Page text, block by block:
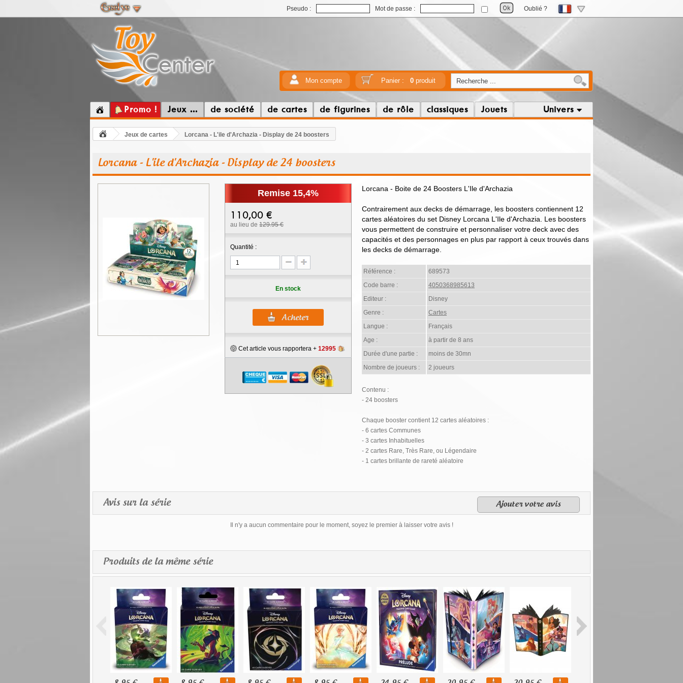
Pseudo : Mot de passe : Oublié ?
Mon compte Panier : 0produit
Promo ! Jeux ... de société de cartes de figurines de rôle classiques Jouets Univers
Jeux de cartes Lorcana - L'ile d'Archazia - Display de 24 boosters
Lorcana - L'ile d'Archazia - Display de 24 boosters
Remise 15,4%
110,00 €
au lieu de 129.95 €
Quantité :
En stock
Cet article vous rapportera + 12995
Lorcana - Boite de 24 Boosters L'Ile d'Archazia
Contrairement aux decks de démarrage, les boosters contiennent 12
cartes aléatoires du set Disney Lorcana L'Ile d'Archazia. Les boosters
vous permettent de construire et personnaliser votre deck avec des
capacités et des personnages en plus par rapport à ceux trouvés dans
les decks de démarrage.
Référence :
689573
Code barre :
4050368985613
Editeur :
Disney
Genre :
Cartes
Langue :
Français
Age :
à partir de 8 ans
Durée d'une partie :
moins de 30mn
Nombre de joueurs :
2 joueurs
Contenu :
- 24 boosters
Chaque booster contient 12 cartes aléatoires :
- 6 cartes Communes
- 3 cartes Inhabituelles
- 2 cartes Rare, Très Rare, ou Légendaire
- 1 cartes brillante de rareté aléatoire
Avis sur la série Ajouter votre avis
Il n'y a aucun commentaire pour le moment, soyez le premier à laisser votre avis !
Produits de la même série